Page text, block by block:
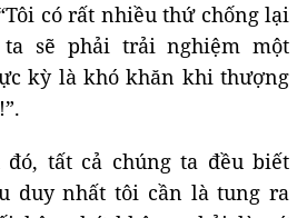
có rất nhiều thứ chống lại
sẽ phải trải nghiệm một
kỳ là khó khăn khi thượng
tất cả chúng ta đều biết
duy nhất tôi cần là tung ra